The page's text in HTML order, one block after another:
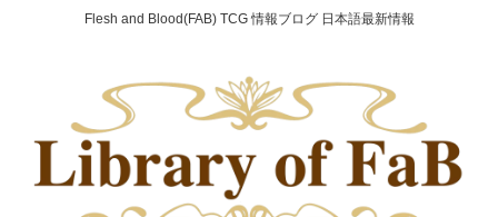
Flesh and Blood(FAB) TCG 情報ブログ 日本語最新情報